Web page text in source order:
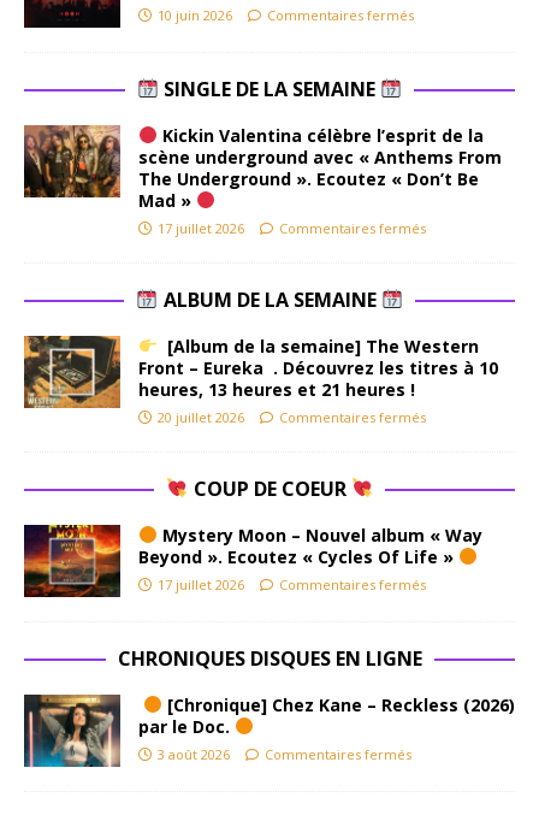
10 juin 2026 Commentaires fermés
SINGLE DE LA SEMAINE
Kickin Valentina célèbre l’esprit de la
scène underground avec « Anthems From
The Underground ». Ecoutez « Don’t Be
Mad »
17 juillet 2026 Commentaires fermés
ALBUM DE LA SEMAINE
[Album de la semaine] The Western
Front – Eureka . Découvrez les titres à 10
heures, 13 heures et 21 heures !
20 juillet 2026 Commentaires fermés
COUP DE COEUR
Mystery Moon – Nouvel album « Way
Beyond ». Ecoutez « Cycles Of Life »
17 juillet 2026 Commentaires fermés
CHRONIQUES DISQUES EN LIGNE
[Chronique] Chez Kane – Reckless (2026)
par le Doc.
3 août 2026 Commentaires fermés